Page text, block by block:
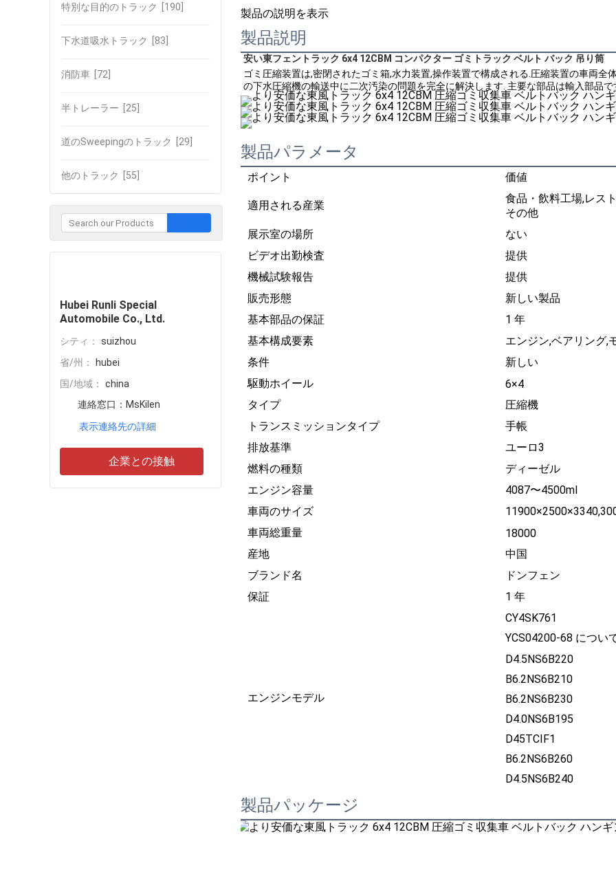
特別な目的のトラック [190]
下水道吸水トラック [83]
消防車 [72]
半トレーラー [25]
道のSweepingのトラック [29]
他のトラック [55]
Hubei Runli Special
Automobile Co., Ltd.
シティ：
suizhou
省/州：
hubei
国/地域：
china
連絡窓口： MsKilen
表示連絡先の詳細
企業との接触
製品の説明を表示
製品説明
安い東フェントラック 6x4 12CBM コンパクター ゴミトラック ベルト バック 吊り筒
ゴミ圧縮装置は,密閉されたゴミ箱,水力装置,操作装置で構成される.圧縮装置の車両
の下水圧縮機の輸送中に二次汚染の問題を完全に解決します. 主要な部品は輸入部品
製品パラメータ
ポイント 価値
適用される産業
食品・飲料工場,レス
その他
展示室の場所
ない
ビデオ出勤検査
提供
機械試験報告
提供
販売形態
新しい製品
基本部品の保証
1 年
基本構成要素
エンジン,ベアリング,
条件
新しい
駆動ホイール
6×4
タイプ
圧縮機
トランスミッションタイプ
手帳
排放基準
ユーロ3
燃料の種類
ディーゼル
エンジン容量
4087〜4500ml
車両のサイズ
車両総重量
18000
産地
中国
ブランド名
ドンフェン
保証
1 年
エンジンモデル
CY4SK761
YCS04200-68 につい
D4.5NS6B220
B6.2NS6B210
B6.2NS6B230
D4.0NS6B195
D45TCIF1
B6.2NS6B260
D4.5NS6B240
製品パッケージ